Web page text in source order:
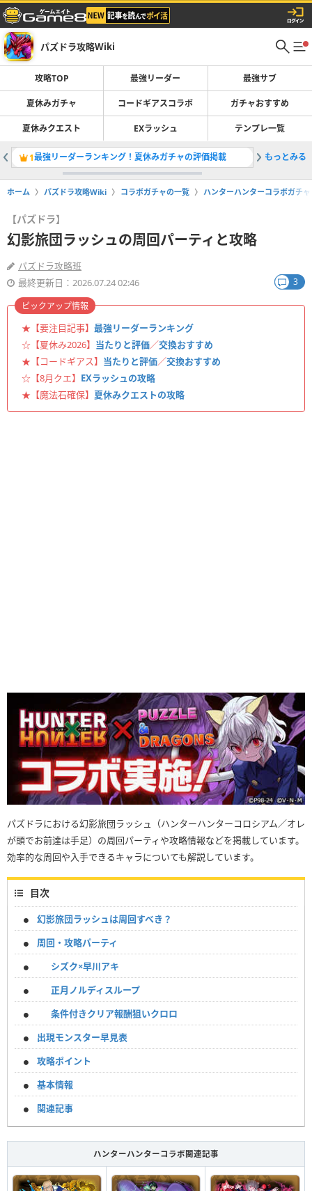
パズドラ攻略Wiki
攻略TOP 最強リーダー 最強サブ
夏休みガチャ コードギアスコラボ ガチャおすすめ
夏休みクエスト EXラッシュ テンプレ一覧
1最強リーダーランキング！夏休みガチャの評価掲載 2コード
もっとみる
ホーム パズドラ攻略Wiki コラボガチャの一覧 ハンターハンターコラボガチャ
【パズドラ】
幻影旅団ラッシュの周回パーティと攻略
パズドラ攻略班
最終更新日：2026.07.24 02:46
3
★【要注目記事】 最強リーダーランキング
☆【夏休み2026】 当たりと評価／交換おすすめ
★【コードギアス】 当たりと評価／交換おすすめ
☆【8月クエ】 EXラッシュの攻略
★【魔法石確保】 夏休みクエストの攻略
ピックアップ情報
パズドラにおける幻影旅団ラッシュ（ハンターハンターコロシアム／オレ
が頭でお前達は手足）の周回パーティや攻略情報などを掲載しています。
効率的な周回や入手できるキャラについても解説しています。
目次
幻影旅団ラッシュは周回すべき？
周回・攻略パーティ
シズク×早川アキ
正月ノルディスループ
条件付きクリア報酬狙いクロロ
出現モンスター早見表
攻略ポイント
基本情報
関連記事
ハンターハンターコラボ関連記事